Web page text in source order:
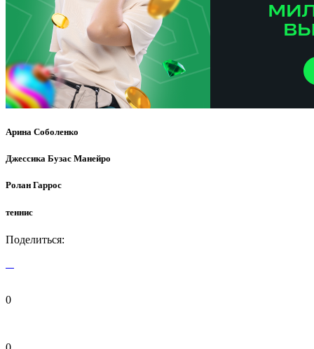
Арина Соболенко
Джессика Бузас Манейро
Ролан Гаррос
теннис
Поделиться:
0